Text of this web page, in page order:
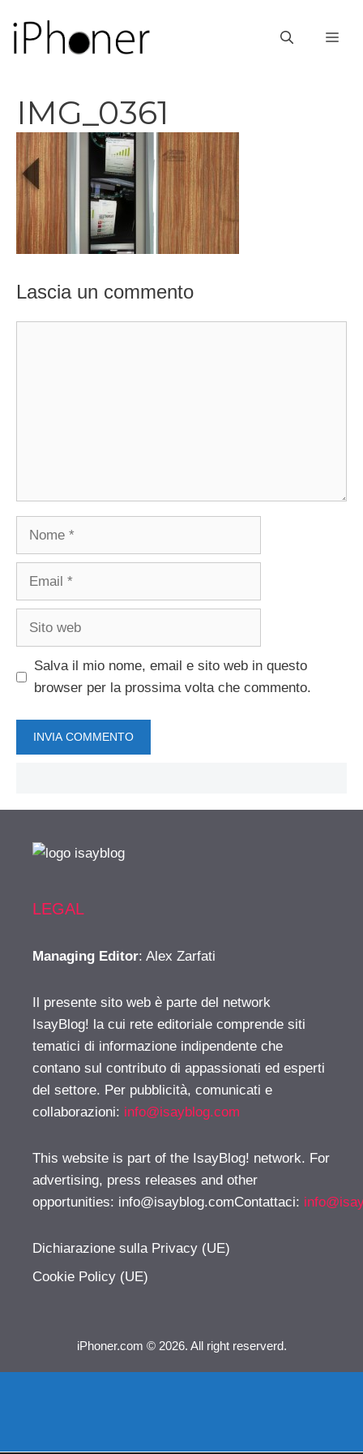
contenuto
IMG_0361
Lascia un commento
Nome
Email
Sito
Salva il mio nome, email e sito web in questo
browser per la prossima volta che commento.
LEGAL
Managing Editor: Alex Zarfati
Il presente sito web è parte del network
IsayBlog! la cui rete editoriale comprende siti
tematici di informazione indipendente che
contano sul contributo di appassionati ed esperti
del settore. Per pubblicità, comunicati e
collaborazioni: info@isayblog.com
This website is part of the IsayBlog! network. For
advertising, press releases and other
opportunities: info@isayblog.comContattaci:
Dichiarazione sulla Privacy (UE)
Cookie Policy (UE)
iPhoner.com © 2026. All right reserverd.